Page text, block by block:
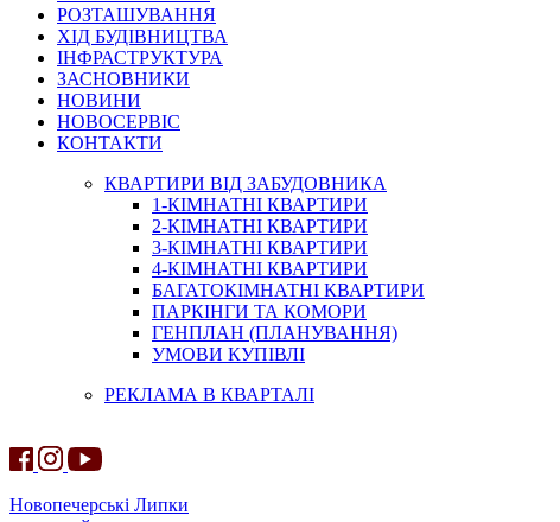
РОЗТАШУВАННЯ
ХІД БУДІВНИЦТВА
ІНФРАСТРУКТУРА
ЗАСНОВНИКИ
НОВИНИ
НОВОСЕРВІС
КОНТАКТИ
КВАРТИРИ ВІД ЗАБУДОВНИКА
1-КІМНАТНІ КВАРТИРИ
2-КІМНАТНІ КВАРТИРИ
3-КІМНАТНІ КВАРТИРИ
4-КІМНАТНІ КВАРТИРИ
БАГАТОКІМНАТНІ КВАРТИРИ
ПАРКІНГИ ТА КОМОРИ
ГЕНПЛАН (ПЛАНУВАННЯ)
УМОВИ КУПІВЛІ
РЕКЛАМА В КВАРТАЛІ
Новопечерські Липки